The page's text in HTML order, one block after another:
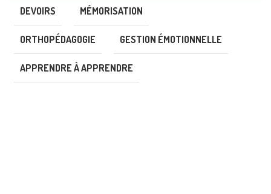
DEVOIRS MÉMORISATION
ORTHOPÉDAGOGIE GESTION ÉMOTIONNELLE
APPRENDRE À APPRENDRE